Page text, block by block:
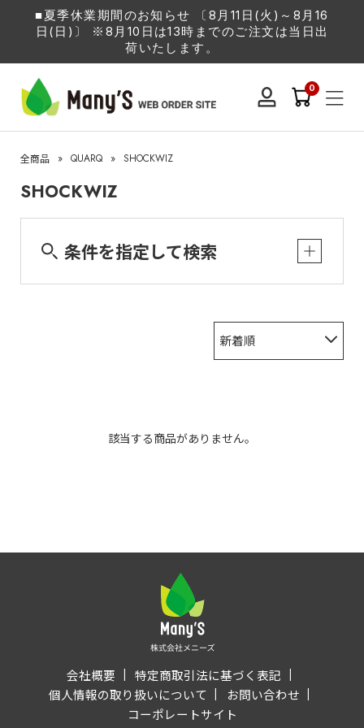
■夏季休業期間のお知らせ 〔8月11日(火)～8月16
日(日)〕 ※8月10日は13時までのご注文は当日出
荷いたします。
0
全商品 » QUARQ » SHOCKWIZ
SHOCKWIZ
条件を指定して検索
新着順
該当する商品がありません。
会社概要
特定商取引法に基づく表記
個人情報の取り扱いについて
お問い合わせ
コーポレートサイト